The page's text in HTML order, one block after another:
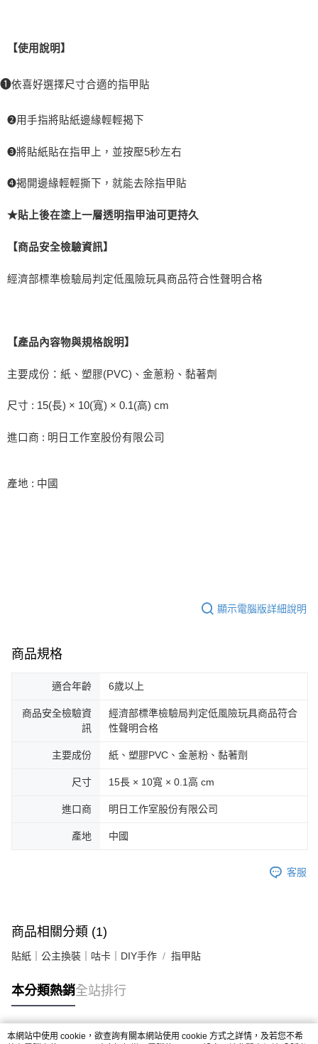
【使用說明】
❶依喜好選擇尺寸合適的指甲貼
❷用手指將貼紙邊緣輕輕揭下
❸將貼紙貼在指甲上，並按壓5秒左右
❹揭開邊緣輕輕撕下，就能去除指甲貼
★貼上後在塗上一層透明指甲油可更持久
【商品安全檢驗資訊】
經濟部標準檢驗局判定低風險玩具商品符合性聲明合格
【產品內容物與規格說明】
主要成份：紙、塑膠(PVC) 、金蔥粉、黏著劑
尺寸 : 15(長) × 10(寬) × 0.1(高) cm
進口商 : 明日工作室股份有限公司
產地 : 中國
顯示電腦版詳細說明
商品規格
適合年齡 6歲以上
商品安全檢驗資
訊
經濟部標準檢驗局判定低風險玩具商品符合
性聲明合格
主要成份 紙、塑膠PVC、金蔥粉、黏著劑
尺寸 15長 × 10寬 × 0.1高 cm
進口商 明日工作室股份有限公司
產地 中國
客服
商品相關分類 (1)
貼紙｜公主換裝｜咕卡｜DIY手作 指甲貼
本分類熱銷全站排行
本網站中使用 cookie，欲查詢有關本網站使用 cookie 方式之詳情，及若您不希